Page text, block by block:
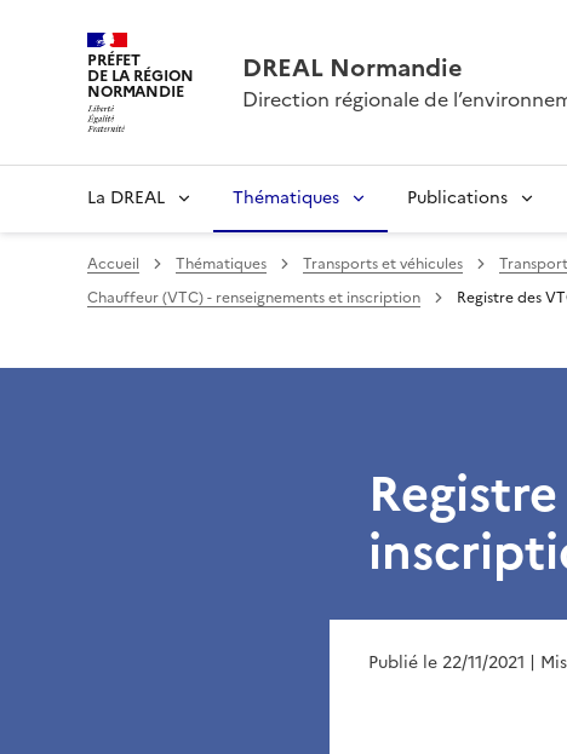
PRÉFET
DE LA RÉGION
NORMANDIE
DREAL Normandie
Direction régionale de
La DREAL Thématiques Publications
Accueil Thématiques Transports et véhicules
Chauffeur (VTC) - renseignements et inscription
Registre des
Publié le 22/11/2021 |